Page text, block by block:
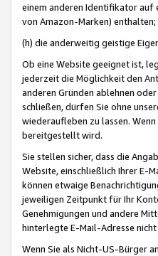
einem anderen Identifikator auf
von Amazon-Marken)
(h) die anderweitig geistige
Ob eine Website geeignet ist,
jederzeit die Möglichkeit den
anderen Gründen ablehnen
schließen, dürfen Sie ohne
wiederaufleben zu lassen.
bereitgestellt wird.
Sie stellen sicher, dass die
Website, einschließlich Ihrer E-
können etwaige
jeweiligen Zeitpunkt für Ihr
Genehmigungen und andere
hinterlegte E-Mail-Adresse
Wenn Sie als Nicht-US-Bürger